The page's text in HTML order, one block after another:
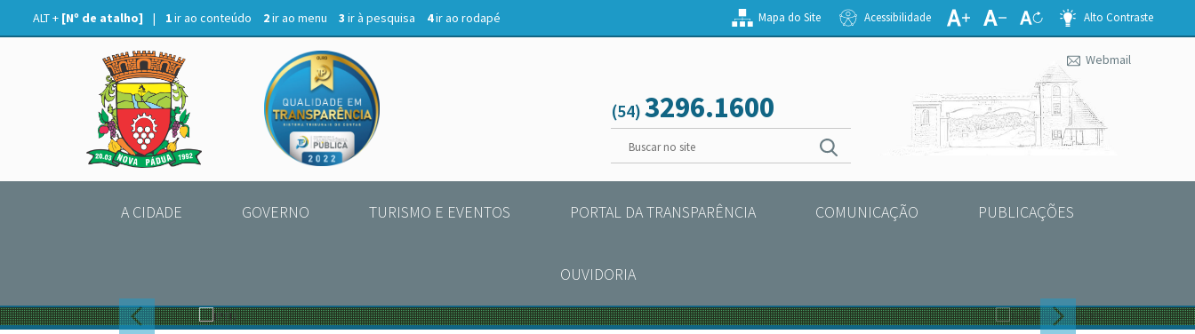
ALT + [Nº de atalho] | 1ir ao conteúdo 2ir ao menu 3 ir à pesquisa 4ir ao rodapé Mapa do Site Acessibilidade Alto Contraste
(54) 3296.1600
Webmail
A CIDADE GOVERNO TURISMO E EVENTOS PORTAL DA TRANSPARÊNCIA COMUNICAÇÃO PUBLICAÇÕES
OUVIDORIA